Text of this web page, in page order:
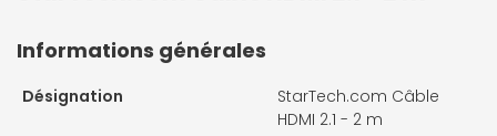
Informations générales
Désignation
StarTech.com Câble
HDMI 2.1 - 2 m